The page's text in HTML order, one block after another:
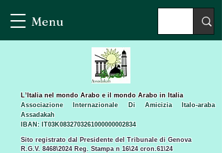
Menu
Sito registrato dal Presidente del Tribunale di Genova
R.G.V. 8468\2024 Reg. Stampa n 16\24 cron.61\24 ​
L’Italia nel mondo Arabo e il mondo Arabo in Italia
Associazione Internazionale Di Amicizia Italo-araba
Assadakah
IBAN: IT03K0832703261000000002834